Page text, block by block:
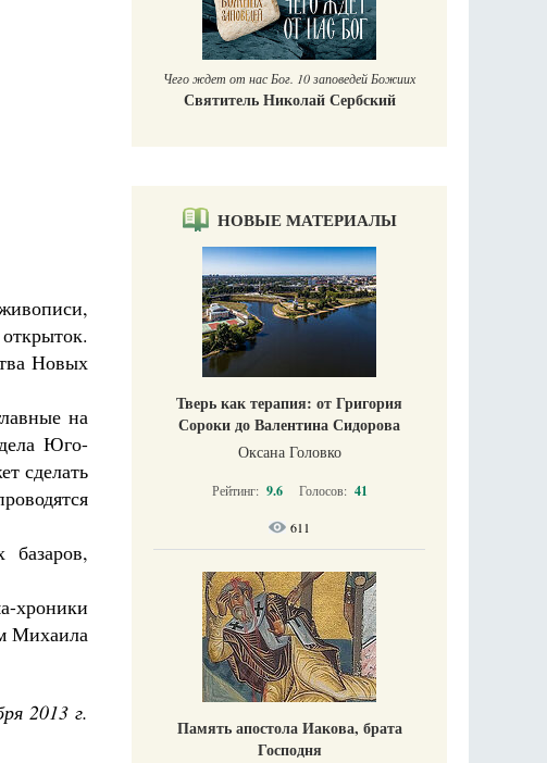
Новых
на
Юго-
сделать
базаров,
хроники
Михаила
2013 г.
Научись у
Чего ждет от нас Бог. 10 заповедей Божиих
Святитель Николай Сербский
НОВЫЕ МАТЕРИАЛЫ
Тверь как терапия: от Григория
Сороки до Валентина Сидорова
Оксана Головко
Рейтинг: 9.6 Голосов: 41
611
Память апостола Иакова, брата
Господня